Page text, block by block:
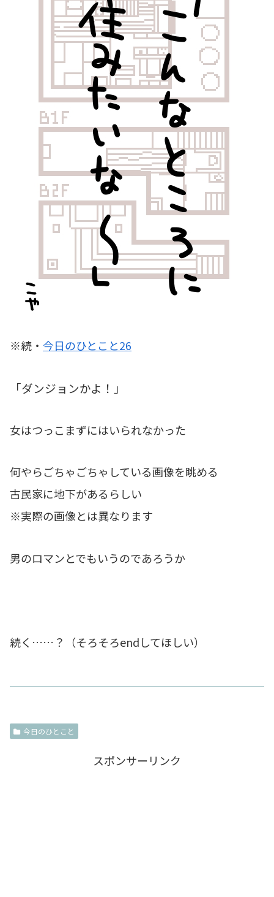
※続・ 今日のひとこと26
「ダンジョンかよ！」
女はつっこまずにはいられなかった
何やらごちゃごちゃしている画像を眺める
古民家に地下があるらしい
※実際の画像とは異なります
男のロマンとでもいうのであろうか
続く……？（そろそろendしてほしい）
今日のひとこと
スポンサーリンク